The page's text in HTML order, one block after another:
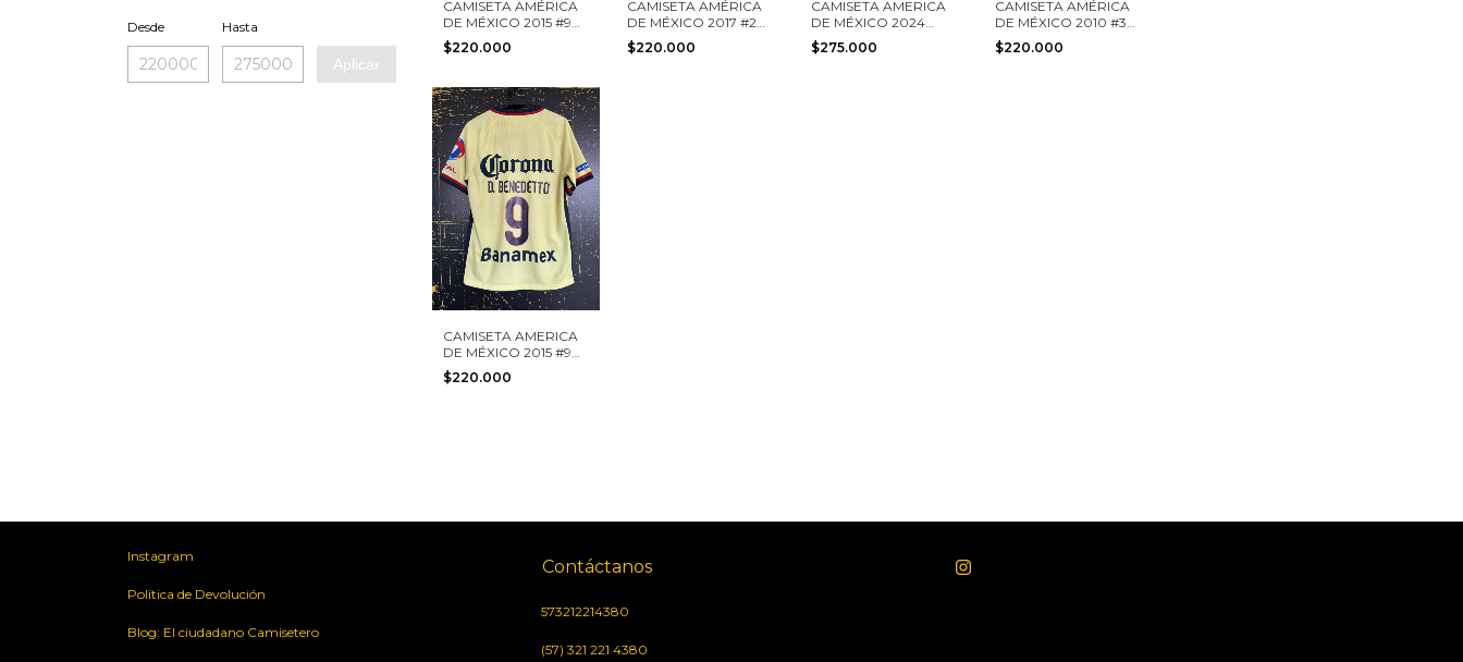
Desde Hasta
Aplicar
CAMISETA AMÉRICA
DE MÉXICO 2015 #9
BENEDETTO NIKE
TALLA L
$220.000
CAMISETA AMÉRICA
DE MÉXICO 2017 #24
O. PERALTA NIKE
TALLA L
$220.000
CAMISETA AMERICA
DE MÉXICO 2024
NIKE TALLA S NUEVA
$275.000
CAMISETA AMÉRICA
DE MÉXICO 2010 #3
A. MOSQUERA NIKE
TALLA XL
$220.000
CAMISETA AMERICA
DE MÉXICO 2015 #9
BENEDETTO NIKE
TALLA S
$220.000
Instagram
Política de Devolución
Blog: El ciudadano Camisetero
Contáctanos
573212214380
(57) 321 221 4380